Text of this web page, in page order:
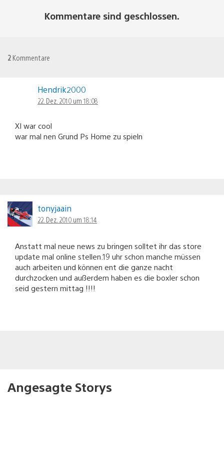
Kommentare sind geschlossen.
2 Kommentare
Hendrik2000
22. Dez. 2010 um 18:08
XI war cool
war mal nen Grund Ps Home zu spieln
tonyjaain
22. Dez. 2010 um 18:14
Anstatt mal neue news zu bringen solltet ihr das store
update mal online stellen.19 uhr schon manche müssen
auch arbeiten und können ent die ganze nacht
durchzocken und außerdem haben es die boxler schon
seid gestern mittag !!!!
Angesagte Storys